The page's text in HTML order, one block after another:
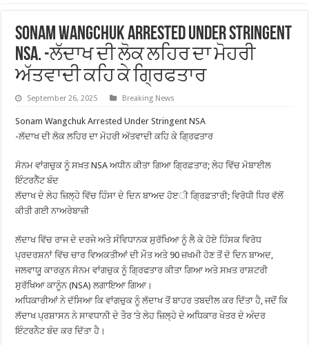
Sonam Wangchuk Arrested Under Stringent
NSA. -ਲੱਦਾਖ ਦੀ ਲੋਕ ਲਹਿਰ ਦਾ ਮੋਹਰੀ
ਅੱਤਵਾਦੀ ਕਹਿ ਕੇ ਗ੍ਰਿਫਤਾਰ
September 26, 2025 Breaking News
Sonam Wangchuk Arrested Under Stringent NSA
-ਲੱਦਾਖ ਦੀ ਲੋਕ ਲਹਿਰ ਦਾ ਮੋਹਰੀ ਅੱਤਵਾਦੀ ਕਹਿ ਕੇ ਗ੍ਰਿਫਤਾਰ
ਸੋਨਮ ਵਾਂਗਚੁਕ ਨੂੰ ਸਖ਼ਤ NSA ਅਧੀਨ ਕੀਤਾ ਗਿਆ ਗ੍ਰਿਫ਼ਤਾਰ; ਲੇਹ ਵਿੱਚ ਮੋਬਾਈਲ
ਇੰਟਰਨੈੱਟ ਬੰਦ
ਲੱਦਾਖ ਦੇ ਲੇਹ ਜ਼ਿਲ੍ਹੇ ਵਿੱਚ ਹਿੰਸਾ ਦੇ ਦਿਨ ਬਾਅਦ ਹੋੲੀ ਗ੍ਰਿਫ਼ਤਾਰੀ; ਵਿਰੋਧੀ ਧਿਰ ਵੱਲੋਂ
ਕੀਤੀ ਗਈ ਨਾਅਰੇਬਾਜ਼ੀ
ਲੱਦਾਖ ਵਿੱਚ ਰਾਜ ਦੇ ਦਰਜੇ ਅਤੇ ਸੰਵਿਧਾਨਕ ਸੁਰੱਖਿਆ ਨੂੰ ਲੈ ਕੇ ਹੋਏ ਹਿੰਸਕ ਵਿਰੋਧ
ਪ੍ਰਦਰਸ਼ਨਾਂ ਵਿੱਚ ਚਾਰ ਵਿਅਕਤੀਆਂ ਦੀ ਮੌਤ ਅਤੇ 90 ਜ਼ਖਮੀ ਹੋਣ ਤੋਂ ਦੋ ਦਿਨ ਬਾਅਦ,
ਜਲਵਾਯੂ ਕਾਰਕੁਨ ਸੋਨਮ ਵਾਂਗਚੁਕ ਨੂੰ ਗ੍ਰਿਫਤਾਰ ਕੀਤਾ ਗਿਆ ਅਤੇ ਸਖ਼ਤ ਰਾਸ਼ਟਰੀ
ਸੁਰੱਖਿਆ ਕਾਨੂੰਨ (NSA) ਲਗਾਇਆ ਗਿਆ।
ਅਧਿਕਾਰੀਆਂ ਨੇ ਦੱਸਿਆ ਕਿ ਵਾਂਗਚੁਕ ਨੂੰ ਲੱਦਾਖ ਤੋਂ ਬਾਹਰ ਤਬਦੀਲ ਕਰ ਦਿੱਤਾ ਹੈ, ਜਦੋਂ ਕਿ
ਲੱਦਾਖ ਪ੍ਰਸ਼ਾਸਨ ਨੇ ਸਾਵਧਾਨੀ ਦੇ ਤੌਰ ’ਤੇ ਲੇਹ ਜ਼ਿਲ੍ਹੇ ਦੇ ਅਧਿਕਾਰ ਖੇਤਰ ਦੇ ਅੰਦਰ
ਇੰਟਰਨੈਟ ਬੰਦ ਕਰ ਦਿੱਤਾ ਹੈ।